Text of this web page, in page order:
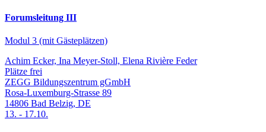
Forumsleitung III
Modul 3 (mit Gästeplätzen)
Achim Ecker, Ina Meyer-Stoll, Elena Rivière Feder
Plätze frei
ZEGG Bildungszentrum gGmbH
Rosa-Luxemburg-Strasse 89
14806 Bad Belzig, DE
13. - 17.10.